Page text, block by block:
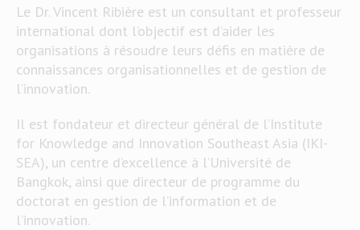
Le Dr. Vincent Ribière est un consultant et professeur
international dont l’objectif est d’aider les
organisations à résoudre leurs défis en matière de
connaissances organisationnelles et de gestion de
l’innovation.
Il est fondateur et directeur général de l’Institute
for Knowledge and Innovation Southeast Asia (IKI-
SEA), un centre d’excellence à l’Université de
Bangkok, ainsi que directeur de programme du
doctorat en gestion de l’information et de
l’innovation.